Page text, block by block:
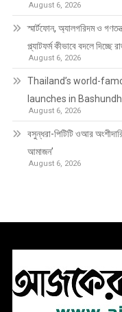
August 6, 2026
স্মার্টফোন, অ্যালগরিদম ও
প্ল্যাটফর্ম কীভাবে বদলে দিচ্ছে
August 6, 2026
Thailand’s world-
launches in
August 6, 2026
বসুন্ধরা-পিটিটি ওআর
আমাজন’
August 6, 2026